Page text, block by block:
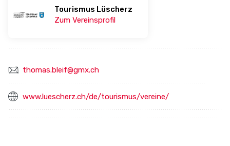
Tourismus Lüscherz
Zum Vereinsprofil
thomas.bleif@gmx.ch
www.luescherz.ch/de/tourismus/vereine/